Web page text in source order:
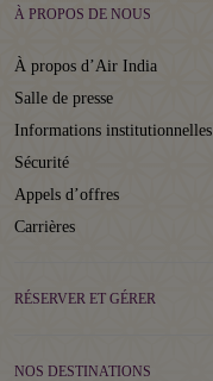
À PROPOS DE NOUS
À propos d’Air India
Salle de presse
Informations institutionnelles
Sécurité
Appels d’offres
Carrières
RÉSERVER ET GÉRER
NOS DESTINATIONS